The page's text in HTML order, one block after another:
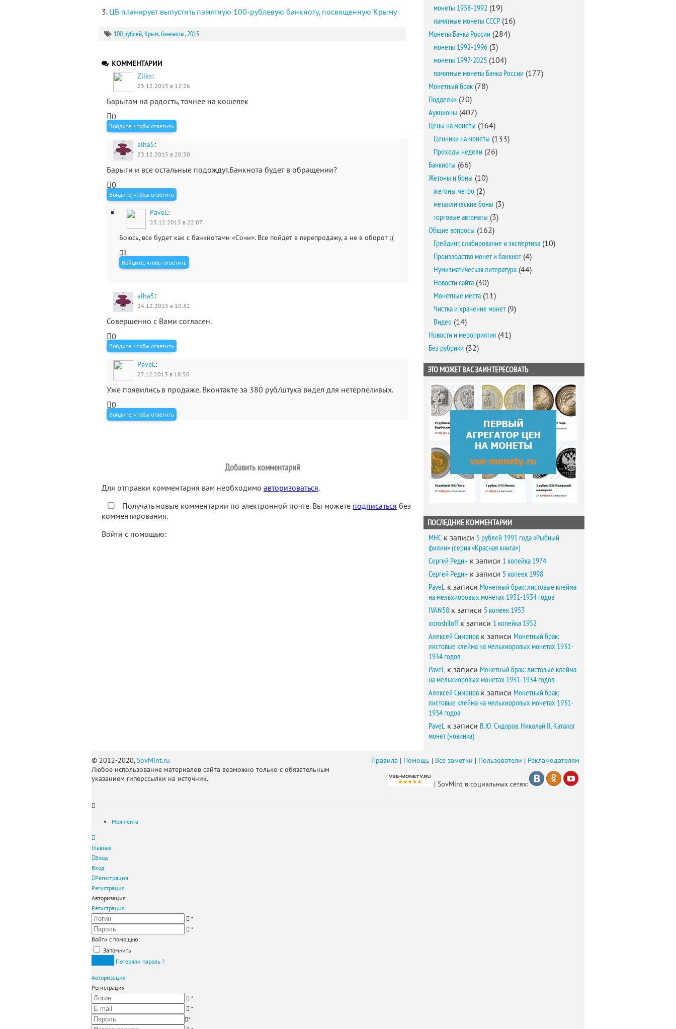
ЦБ планирует выпустить памятную 100-рублевую банкноту, посвященную Крыму
100 рублей,Крым,банкноты,2015
КОММЕНТАРИИ
Zliks:
23.12.2015 в 12:26
Барыгам на радость, точнее на кошелек
0
Войдите, чтобы ответить
alha5:
23.12.2015 в 20:30
Барыги и все остальные подождут.Банкнота будет в обращении?
0
Войдите, чтобы ответить
PaveL:
23.12.2015 в 22:07
Боюсь, все будет как с банкнотами «Сочи». Все пойдет в перепродажу, а не в оборот ;(
1
Войдите, чтобы ответить
alha5:
24.12.2015 в 10:32
Совершенно с Вами согласен.
0
Войдите, чтобы ответить
PaveL:
27.12.2015 в 18:50
Уже появились в продаже. Вконтакте за 380 руб/штука видел для нетерпеливых.
0
Войдите, чтобы ответить
Добавить комментарий
Для отправки комментария вам необходимо авторизоваться.
Получать новые комментарии по электронной почте. Вы можете подписаться без
комментирования.
Войти с помощью:
монеты 1958-1992 (19)
памятные монеты СССР (16)
Монеты Банка России (284)
монеты 1992-1996 (3)
монеты 1997-2025 (104)
памятные монеты Банка России (177)
Монетный брак (78)
Подделки (20)
Аукционы (407)
Цены на монеты (164)
Ценники на монеты (133)
Проходы недели (26)
Банкноты (66)
Жетоны и боны (10)
жетоны метро (2)
металлические боны (3)
торговые автоматы (3)
Общие вопросы (162)
Грейдинг, слабирование и экспертиза (10)
Производство монет и банкнот(4)
Нумизматическая литература (44)
Новости сайта (30)
Монетные места (11)
Чистка и хранение монет(9)
Видео (14)
Новости и мероприятия (41)
Без рубрики (32)
ЭТО МОЖЕТ ВАС ЗАИНТЕРЕСОВАТЬ
ПОСЛЕДНИЕ КОММЕНТАРИИ
MHC к записи 5 рублей 1991 года «Рыбный
филин» (серия «Красная книга»)
Сергей Редин к записи 1 копейка 1974
Сергей Редин к записи 5 копеек 1998
PaveL к записи Монетный брак: листовые клейма
на мельхиоровых монетах 1931-1934 годов
IVAN58 к записи 5 копеек 1953
xoroshiloffк записи 1 копейка 1952
Алексей Симонов к записи Монетный брак:
листовые клейма на мельхиоровых монетах 1931-
1934 годов
PaveL к записи Монетный брак: листовые клейма
на мельхиоровых монетах 1931-1934 годов
Алексей Симонов к записи Монетный брак:
листовые клейма на мельхиоровых монетах 1931-
1934 годов
PaveL к записи В.Ю. Сидоров. Николай II. Каталог
монет (новинка)
© 2012-2020,SovMint.ru
Любое использование материалов сайта возможно только с обязательным
указанием гиперссылки на источник.
Правила | Помощь | Все заметки | Пользователи | Рекламодателям
| SovMint в социальных сетях:
Моя лента
Главная
Вход
Вход
Регистрация
Регистрация
Авторизация
Регистрация
*
*
Войти с помощью:
Запомнить
Потеряли пароль ?
Авторизация
Регистрация
*
*
*